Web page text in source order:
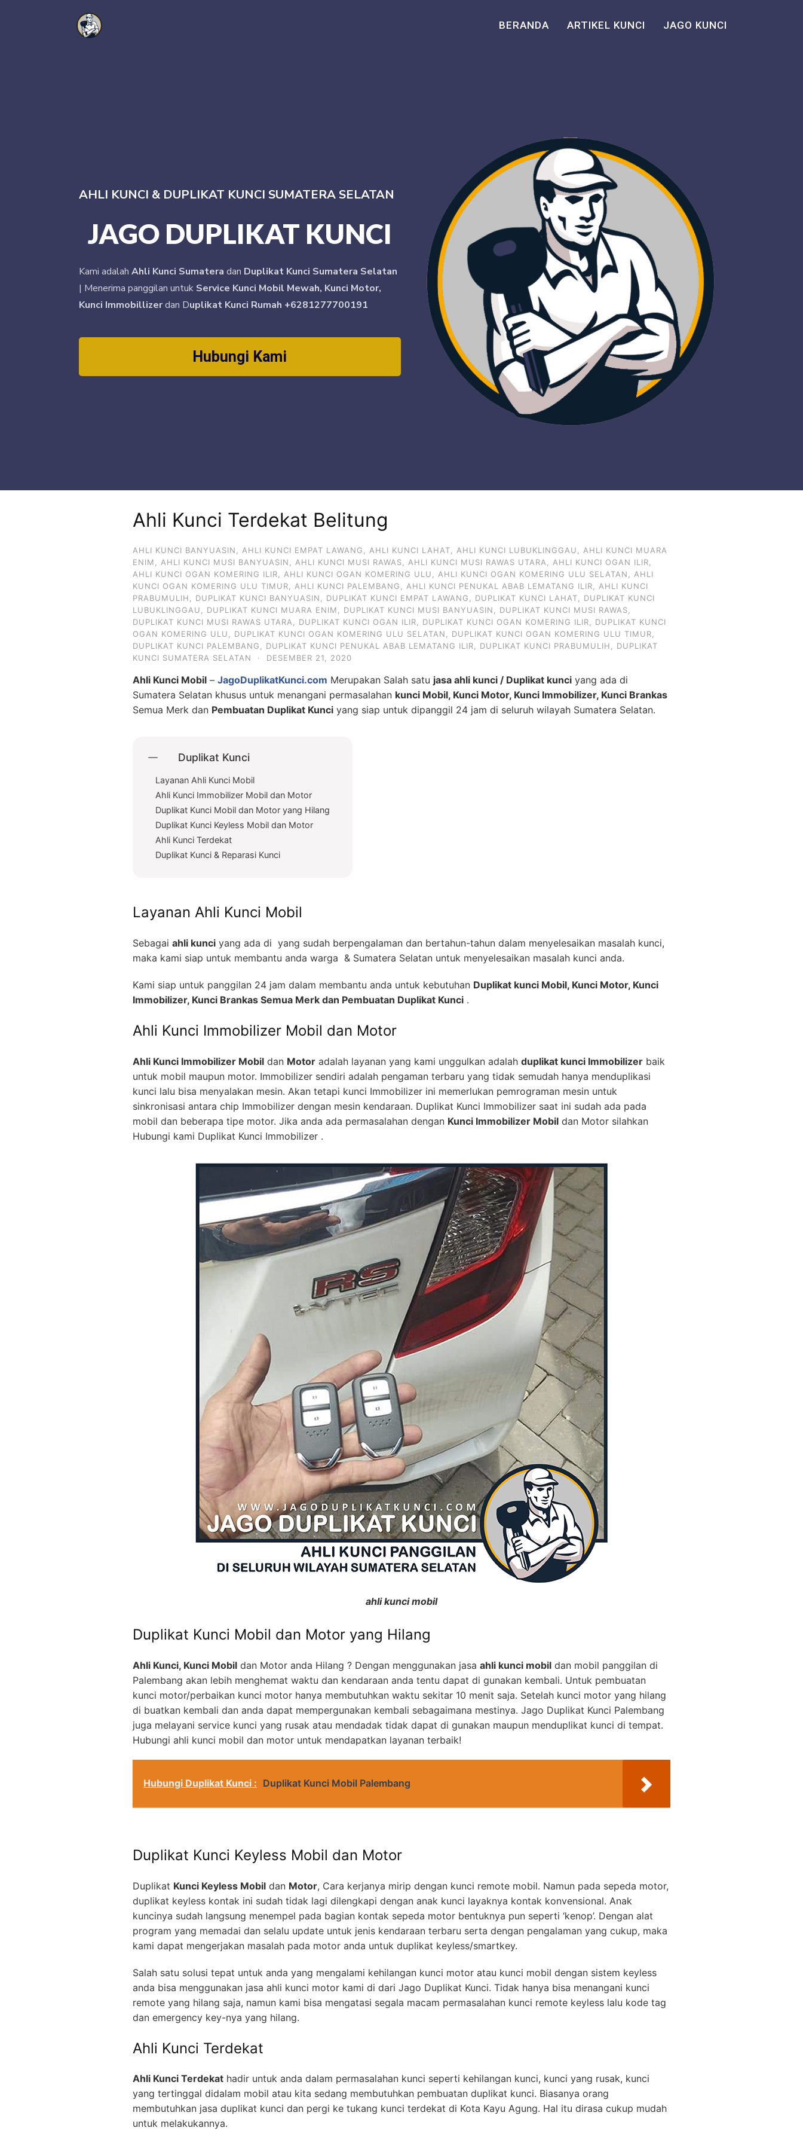
BERANDA ARTIKEL KUNCI JAGO KUNCI
AHLI KUNCI & DUPLIKAT KUNCI SUMATERA SELATAN
JAGO DUPLIKAT KUNCI
Kami adalah Ahli Kunci Sumatera dan Duplikat Kunci Sumatera Selatan
| Menerima panggilan untuk Service Kunci Mobil Mewah, Kunci Motor,
Kunci Immobillizerdan Duplikat Kunci Rumah +6281277700191
Hubungi Kami
Ahli Kunci Terdekat Belitung
AHLI KUNCI BANYUASIN AHLI KUNCI EMPAT LAWANG AHLI KUNCI LAHAT AHLI KUNCI LUBUKLINGGAU
AHLI KUNCI MUARA
ENIM
AHLI KUNCI MUSI BANYUASIN AHLI KUNCI MUSI RAWAS AHLI KUNCI MUSI RAWAS UTARA AHLI KUNCI OGAN ILIR
AHLI KUNCI OGAN KOMERING ILIR
AHLI KUNCI OGAN KOMERING ULU AHLI KUNCI OGAN KOMERING ULU SELATAN
AHLI
KUNCI OGAN KOMERING ULU TIMUR
AHLI KUNCI PALEMBANG AHLI KUNCI PENUKAL ABAB LEMATANG ILIR
AHLI KUNCI
PRABUMULIH
DUPLIKAT KUNCI BANYUASIN DUPLIKAT KUNCI EMPAT LAWANG DUPLIKAT KUNCI LAHAT
DUPLIKAT KUNCI
LUBUKLINGGAU
DUPLIKAT KUNCI MUARA ENIM DUPLIKAT KUNCI MUSI BANYUASIN DUPLIKAT KUNCI MUSI RAWAS
DUPLIKAT KUNCI MUSI RAWAS UTARA
DUPLIKAT KUNCI OGAN ILIR DUPLIKAT KUNCI OGAN KOMERING ILIR
DUPLIKAT KUNCI
OGAN KOMERING ULU
DUPLIKAT KUNCI OGAN KOMERING ULU SELATAN DUPLIKAT KUNCI OGAN KOMERING ULU TIMUR
DUPLIKAT KUNCI PALEMBANG
DUPLIKAT KUNCI PENUKAL ABAB LEMATANG ILIR DUPLIKAT KUNCI PRABUMULIH
DUPLIKAT
KUNCI SUMATERA SELATAN
· DESEMBER 21, 2020
Ahli Kunci Mobil – JagoDuplikatKunci.com Merupakan Salah satu jasa ahli kunci / Duplikat kunci yang ada di
Sumatera Selatan khusus untuk menangani permasalahan kunci Mobil, Kunci Motor, Kunci Immobilizer, Kunci Brankas
Semua Merk dan Pembuatan Duplikat Kunci yang siap untuk dipanggil 24 jam di seluruh wilayah Sumatera Selatan.
Duplikat Kunci
Layanan Ahli Kunci Mobil
Ahli Kunci Immobilizer Mobil dan Motor
Duplikat Kunci Mobil dan Motor yang Hilang
Duplikat Kunci Keyless Mobil dan Motor
Ahli Kunci Terdekat
Duplikat Kunci & Reparasi Kunci
Layanan Ahli Kunci Mobil
Sebagai ahli kunci yang ada di yang sudah berpengalaman dan bertahun-tahun dalam menyelesaikan masalah kunci,
maka kami siap untuk membantu anda warga & Sumatera Selatan untuk menyelesaikan masalah kunci anda.
Kami siap untuk panggilan 24 jam dalam membantu anda untuk kebutuhan Duplikat kunci Mobil, Kunci Motor, Kunci
Immobilizer, Kunci Brankas Semua Merk dan Pembuatan Duplikat Kunci .
Ahli Kunci Immobilizer Mobil dan Motor
Ahli Kunci Immobilizer Mobil dan Motor adalah layanan yang kami unggulkan adalah duplikat kunci Immobilizer baik
untuk mobil maupun motor. Immobilizer sendiri adalah pengaman terbaru yang tidak semudah hanya menduplikasi
kunci lalu bisa menyalakan mesin. Akan tetapi kunci Immobilizer ini memerlukan pemrograman mesin untuk
sinkronisasi antara chip Immobilizer dengan mesin kendaraan. Duplikat Kunci Immobilizer saat ini sudah ada pada
mobil dan beberapa tipe motor. Jika anda ada permasalahan dengan Kunci Immobilizer Mobil dan Motor silahkan
Hubungi kami Duplikat Kunci Immobilizer .
ahli kunci mobil
Duplikat Kunci Mobil dan Motor yang Hilang
Ahli Kunci, Kunci Mobil dan Motor anda Hilang ? Dengan menggunakan jasa ahli kunci mobil dan mobil panggilan di
Palembang akan lebih menghemat waktu dan kendaraan anda tentu dapat di gunakan kembali. Untuk pembuatan
kunci motor/perbaikan kunci motor hanya membutuhkan waktu sekitar 10 menit saja. Setelah kunci motor yang hilang
di buatkan kembali dan anda dapat mempergunakan kembali sebagaimana mestinya. Jago Duplikat Kunci Palembang
juga melayani service kunci yang rusak atau mendadak tidak dapat di gunakan maupun menduplikat kunci di tempat.
Hubungi ahli kunci mobil dan motor untuk mendapatkan layanan terbaik!
Hubungi Duplikat Kunci : Duplikat Kunci Mobil Palembang
Duplikat Kunci Keyless Mobil dan Motor
Duplikat Kunci Keyless Mobil dan Motor, Cara kerjanya mirip dengan kunci remote mobil. Namun pada sepeda motor,
duplikat keyless kontak ini sudah tidak lagi dilengkapi dengan anak kunci layaknya kontak konvensional. Anak
kuncinya sudah langsung menempel pada bagian kontak sepeda motor bentuknya pun seperti ‘kenop’. Dengan alat
program yang memadai dan selalu update untuk jenis kendaraan terbaru serta dengan pengalaman yang cukup, maka
kami dapat mengerjakan masalah pada motor anda untuk duplikat keyless/smartkey.
Salah satu solusi tepat untuk anda yang mengalami kehilangan kunci motor atau kunci mobil dengan sistem keyless
anda bisa menggunakan jasa ahli kunci motor kami di dari Jago Duplikat Kunci. Tidak hanya bisa menangani kunci
remote yang hilang saja, namun kami bisa mengatasi segala macam permasalahan kunci remote keyless lalu kode tag
dan emergency key-nya yang hilang.
Ahli Kunci Terdekat
Ahli Kunci Terdekat hadir untuk anda dalam permasalahan kunci seperti kehilangan kunci, kunci yang rusak, kunci
yang tertinggal didalam mobil atau kita sedang membutuhkan pembuatan duplikat kunci. Biasanya orang
membutuhkan jasa duplikat kunci dan pergi ke tukang kunci terdekat di Kota Kayu Agung. Hal itu dirasa cukup mudah
untuk melakukannya.